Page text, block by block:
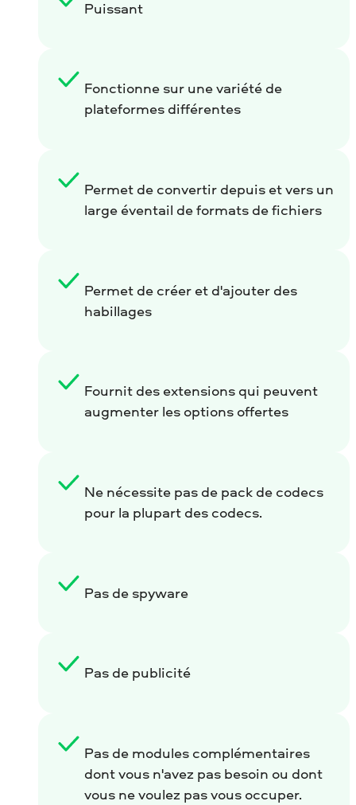
Puissant
Fonctionne sur une variété de
plateformes différentes
Permet de convertir depuis et vers un
large éventail de formats de fichiers
Permet de créer et d'ajouter des
habillages
Fournit des extensions qui peuvent
augmenter les options offertes
Ne nécessite pas de pack de codecs
pour la plupart des codecs.
Pas de spyware
Pas de publicité
Pas de modules complémentaires
dont vous n'avez pas besoin ou dont
vous ne voulez pas vous occuper.